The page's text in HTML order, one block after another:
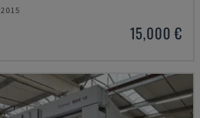
2015
15,000 €